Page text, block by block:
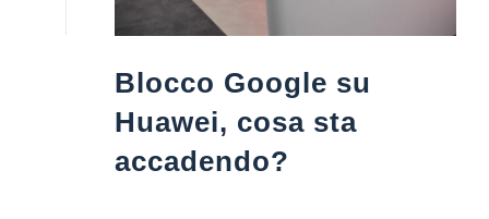
Blocco Google su
Huawei, cosa sta
accadendo?